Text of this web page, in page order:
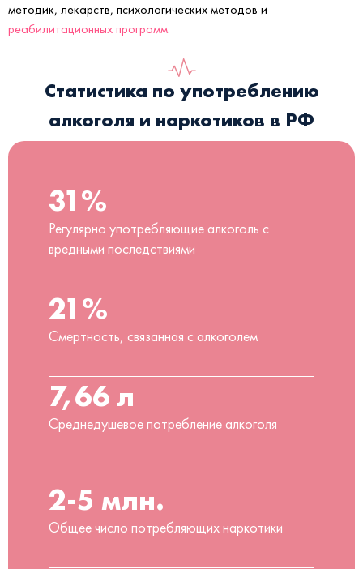
методик, лекарств, психологических методов и
реабилитационных программ
Статистика по употреблению
алкоголя и наркотиков в РФ
31%
Регулярно употребляющие алкоголь с
вредными последствиями
21%
Смертность, связанная с алкоголем
7,66 л
Среднедушевое потребление алкоголя
2-5 млн.
Общее число потребляющих наркотики